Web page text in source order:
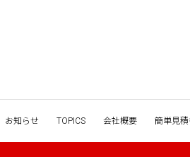
お知らせ TOPICS 会社概要 簡単見積